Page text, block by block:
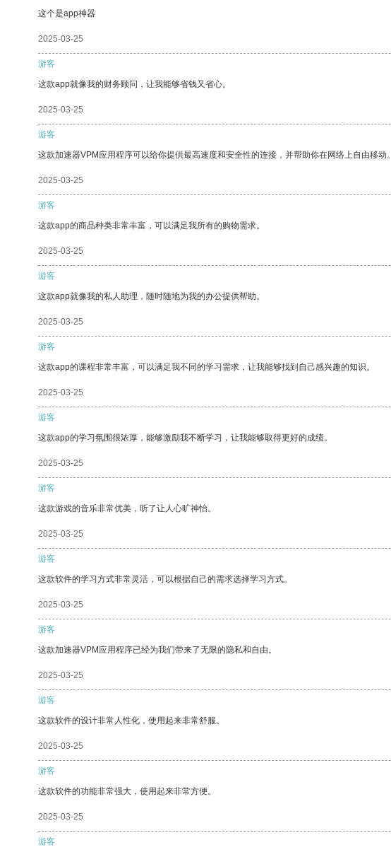
这个是app神器
2025-03-25
游客
这款app就像我的财务顾问，让我能够省钱又省心。
2025-03-25
游客
这款加速器VPM应用程序可以给你提供最高速度和安全性的连接，并帮助你在网络上自由移动。
2025-03-25
游客
这款app的商品种类非常丰富，可以满足我所有的购物需求。
2025-03-25
游客
这款app就像我的私人助理，随时随地为我的办公提供帮助。
2025-03-25
游客
这款app的课程非常丰富，可以满足我不同的学习需求，让我能够找到自己感兴趣的知识。
2025-03-25
游客
这款app的学习氛围很浓厚，能够激励我不断学习，让我能够取得更好的成绩。
2025-03-25
游客
这款游戏的音乐非常优美，听了让人心旷神怡。
2025-03-25
游客
这款软件的学习方式非常灵活，可以根据自己的需求选择学习方式。
2025-03-25
游客
这款加速器VPM应用程序已经为我们带来了无限的隐私和自由。
2025-03-25
游客
这款软件的设计非常人性化，使用起来非常舒服。
2025-03-25
游客
这款软件的功能非常强大，使用起来非常方便。
2025-03-25
游客